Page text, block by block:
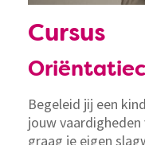
Cursus
Begeleid jij een
jouw
graag je eigen